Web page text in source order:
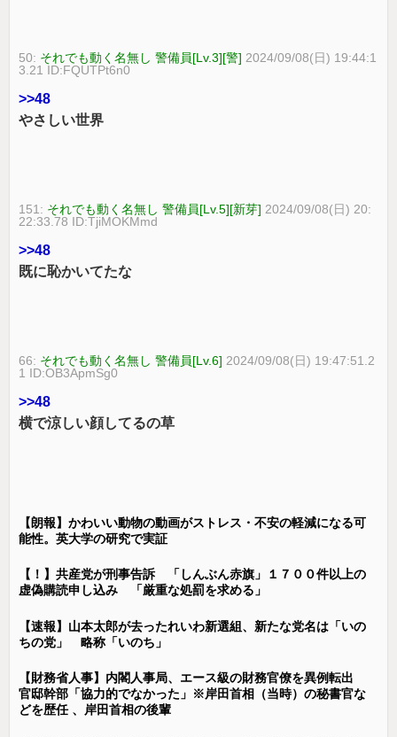
50: それでも動く名無し 警備員[Lv.3][警] 2024/09/08(日) 19:44:1
3.21 ID:FQUTPt6n0
>>48
やさしい世界
151: それでも動く名無し 警備員[Lv.5][新芽] 2024/09/08(日) 20:
22:33.78 ID:TjiMOKMmd
>>48
既に恥かいてたな
66: それでも動く名無し 警備員[Lv.6] 2024/09/08(日) 19:47:51.2
1 ID:OB3ApmSg0
>>48
横で涼しい顔してるの草
【朗報】かわいい動物の動画がストレス・不安の軽減になる可
能性。英大学の研究で実証
【！】共産党が刑事告訴 「しんぶん赤旗」１７００件以上の
虚偽購読申し込み 「厳重な処罰を求める」
【速報】山本太郎が去ったれいわ新選組、新たな党名は「いの
ちの党」 略称「いのち」
【財務省人事】内閣人事局、エース級の財務官僚を異例転出
官邸幹部「協力的でなかった」※岸田首相（当時）の秘書官な
どを歴任 、岸田首相の後輩